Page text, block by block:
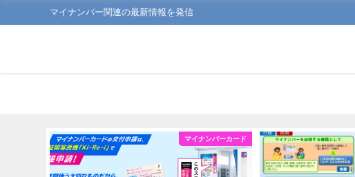
マイナンバー関連の最新情報を発信
マイナンバーカード